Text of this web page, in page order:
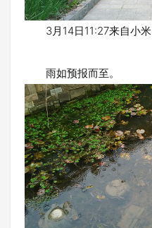
3月14日11:27来自小米
雨如预报而至。